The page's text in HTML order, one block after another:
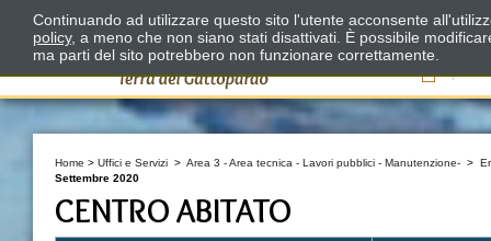
Il
Home > Uffici e Servizi > Area 3 - Area tecnica - Lavori pubblici - Manutenzione- >
Settembre 2020
CENTRO ABITATO
Continuando ad utilizzare questo sito l'utente acconsente
policy, a meno che non siano stati disattivati. È possibile
ma parti del sito potrebbero non funzionare correttamente.